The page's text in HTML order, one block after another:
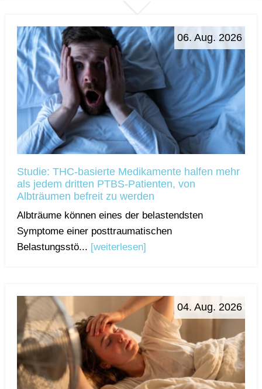
06. Aug. 2026
Studie: THC-basierte Medikamente halfen mehr
als jedem dritten PTBS-Patienten, von
Albträumen befreit zu werden
Albträume können eines der belastendsten
Symptome einer posttraumatischen
Belastungsstö... [weiterlesen]
04. Aug. 2026